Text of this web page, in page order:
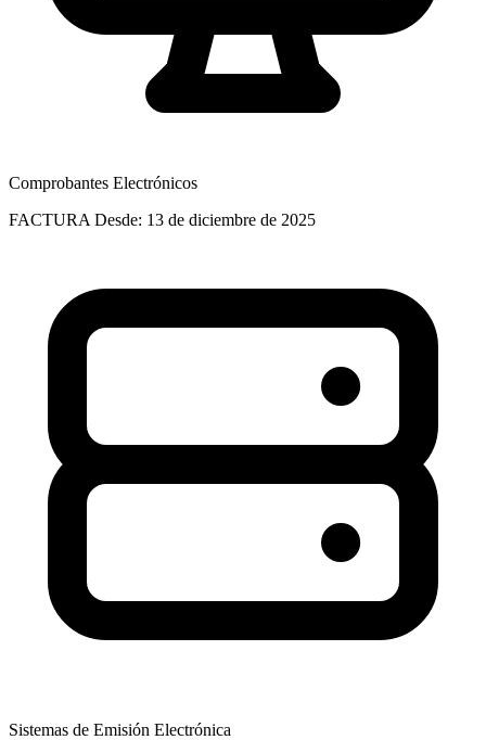
Comprobantes Electrónicos
FACTURA Desde: 13 de diciembre de 2025
Sistemas de Emisión Electrónica